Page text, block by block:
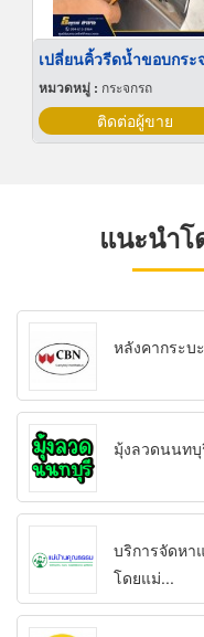
เปลี่ยนคิ้วรีดน้ำขอบกระ
หมวดหมู่ : กระจกรถ
ติดต่อผู้ขาย
แนะนำโ
หลังคากระบ
มุ้งลวดนนทบุ
บริการจัดหา
โดยแม่...